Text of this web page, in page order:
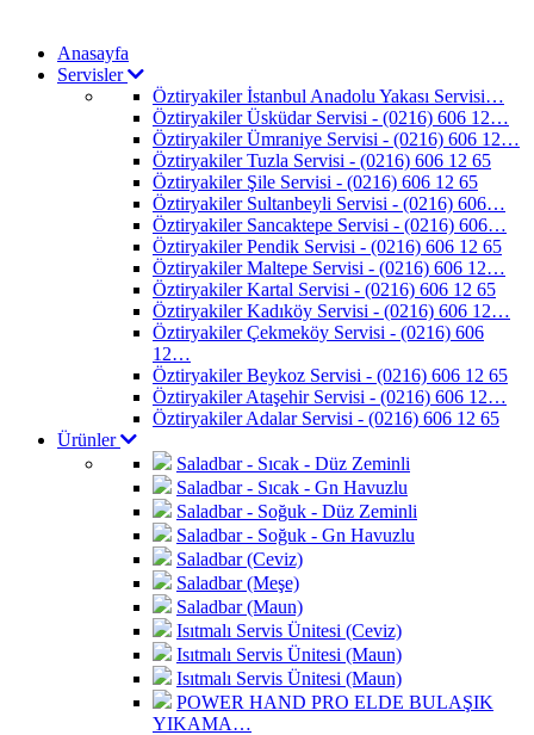
Anasayfa
Servisler
Öztiryakiler İstanbul Anadolu Yakası Servisi…
Öztiryakiler Üsküdar Servisi - (0216) 606 12…
Öztiryakiler Ümraniye Servisi - (0216) 606 12…
Öztiryakiler Tuzla Servisi - (0216) 606 12 65
Öztiryakiler Şile Servisi - (0216) 606 12 65
Öztiryakiler Sultanbeyli Servisi - (0216) 606…
Öztiryakiler Sancaktepe Servisi - (0216) 606…
Öztiryakiler Pendik Servisi - (0216) 606 12 65
Öztiryakiler Maltepe Servisi - (0216) 606 12…
Öztiryakiler Kartal Servisi - (0216) 606 12 65
Öztiryakiler Kadıköy Servisi - (0216) 606 12…
Öztiryakiler Çekmeköy Servisi - (0216) 606
12…
Öztiryakiler Beykoz Servisi - (0216) 606 12 65
Öztiryakiler Ataşehir Servisi - (0216) 606 12…
Öztiryakiler Adalar Servisi - (0216) 606 12 65
Ürünler
Saladbar - Sıcak - Düz Zeminli
Saladbar - Sıcak - Gn Havuzlu
Saladbar - Soğuk - Düz Zeminli
Saladbar - Soğuk - Gn Havuzlu
Saladbar (Ceviz)
Saladbar (Meşe)
Saladbar (Maun)
Isıtmalı Servis Ünitesi (Ceviz)
Isıtmalı Servis Ünitesi (Maun)
Isıtmalı Servis Ünitesi (Maun)
POWER HAND PRO ELDE BULAŞIK
YIKAMA…